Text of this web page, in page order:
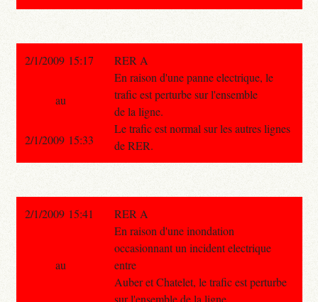
2/1/2009 15:17
RER A
En raison d'une panne electrique, le
trafic est perturbe sur l'ensemble
de la ligne.
Le trafic est normal sur les autres lignes
de RER.
au
2/1/2009 15:33
2/1/2009 15:41
RER A
En raison d'une inondation
occasionnant un incident electrique
entre
Auber et Chatelet, le trafic est perturbe
sur l'ensemble de la ligne.
au